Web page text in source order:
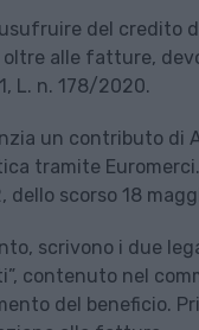
del credito
alle fatture,
L. n. 178/2020.
un contributo di
tramite
dello scorso 18
scrivono i due
contenuto nel
del beneficio.